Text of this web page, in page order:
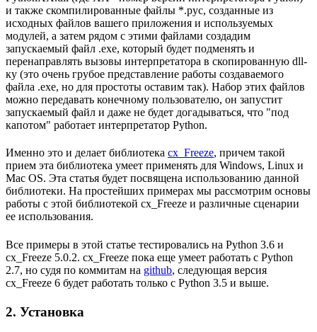
и также скомпилированные файлы *.pyc, созданные из
исходных файлов вашего приложения и используемых
модулей, а затем рядом с этими файлами создадим
запускаемый файл .exe, который будет подменять и
перенаправлять вызовы интерпретатора в скопированную dll-
ку (это очень грубое представление работы создаваемого
файла .exe, но для простоты оставим так). Набор этих файлов
можно передавать конечному пользователю, он запустит
запускаемый файл и даже не будет догадываться, что "под
капотом" работает интерпретатор Python.
Именно это и делает библиотека cx_Freeze, причем такой
прием эта библиотека умеет применять для Windows, Linux и
Mac OS. Эта статья будет посвящена использованию данной
библиотеки. На простейших примерах мы рассмотрим основы
работы с этой библиотекой cx_Freeze и различные сценарии
ее использования.
Все примеры в этой статье тестировались на Python 3.6 и
cx_Freeze 5.0.2. cx_Freeze пока еще умеет работать с Python
2.7, но судя по коммитам на github, следующая версия
cx_Freeze 6 будет работать только с Python 3.5 и выше.
2. Установка